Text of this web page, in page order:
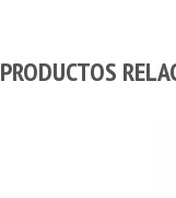
PRODUCTOS